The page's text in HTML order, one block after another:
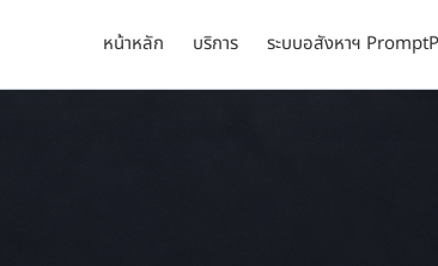
หน้าหลัก บริการ ระบบอสังหาฯ